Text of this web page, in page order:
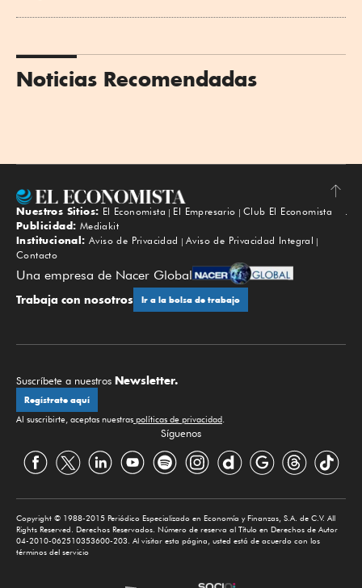
Noticias Recomendadas
Subir
Nuestros Sitios: El Economista El Empresario
Club El Economista
Publicidad: Mediakit
Institucional: Aviso de Privacidad
Aviso de Privacidad Integral
Contacto
Una empresa de Nacer Global
Trabaja con nosotros Ir a la bolsa de trabajo
Suscríbete a nuestros Newsletter.
Regístrate aquí
Al suscribirte, aceptas nuestras políticas de privacidad.
Síguenos
Copyright © 1988-2015 Periódico Especializado en Economía y Finanzas, S.A. de C.V. All
Rights Reserved. Derechos Reservados. Número de reserva al Título en Derechos de Autor
04-2010-062510353600-203. Al visitar esta página, usted está de acuerdo con los
términos del servicio